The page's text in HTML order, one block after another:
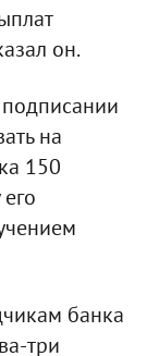
он.
на
150
банка
три